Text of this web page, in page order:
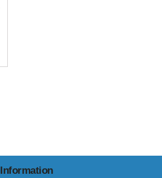
Information